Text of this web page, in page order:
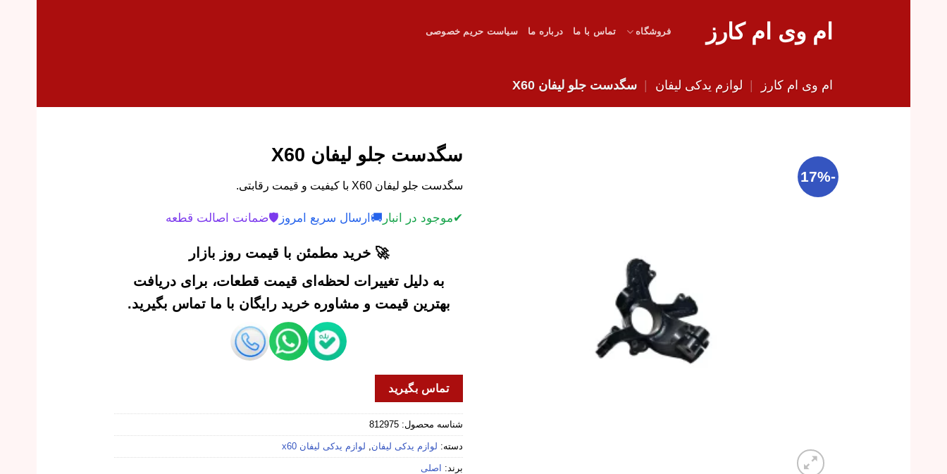
ام وی ام کارز فروشگاه تماس با ما درباره ما سیاست حریم خصوصی
ام وی ام کارز | لوازم یدکی لیفان | سگدست جلو لیفان X60
-17%
سگدست جلو لیفان X60
سگدست جلو لیفان X60 با کیفیت و قیمت رقابتی.
✔موجود در انبار 🚚 ارسال سریع امروز 🛡️ضمانت اصالت قطعه
🚀 خرید مطمئن با قیمت روز بازار
به دلیل تغییرات لحظه‌ای قیمت قطعات، برای دریافت
بهترین قیمت و مشاوره خرید رایگان با ما تماس بگیرید.
تماس بگیرید
شناسه محصول: 812975
دسته: لوازم یدکی لیفان لوازم یدکی لیفان x60
برند: اصلی